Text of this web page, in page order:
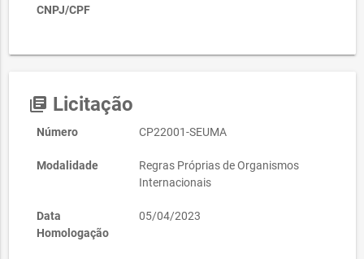
CNPJ/CPF
library_books Licitação
Número CP22001-SEUMA
Modalidade
Regras Próprias de Organismos
Internacionais
Data
Homologação
05/04/2023